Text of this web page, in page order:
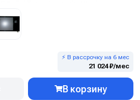
⚡ В рассрочку на 6 мес
21 024 ₽/мес
В корзину